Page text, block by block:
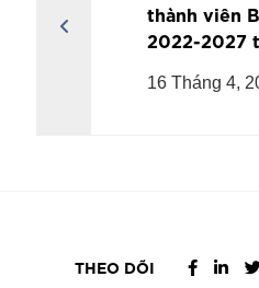
thành viên
2022-2027
16 Tháng 4,
THEO DÕI